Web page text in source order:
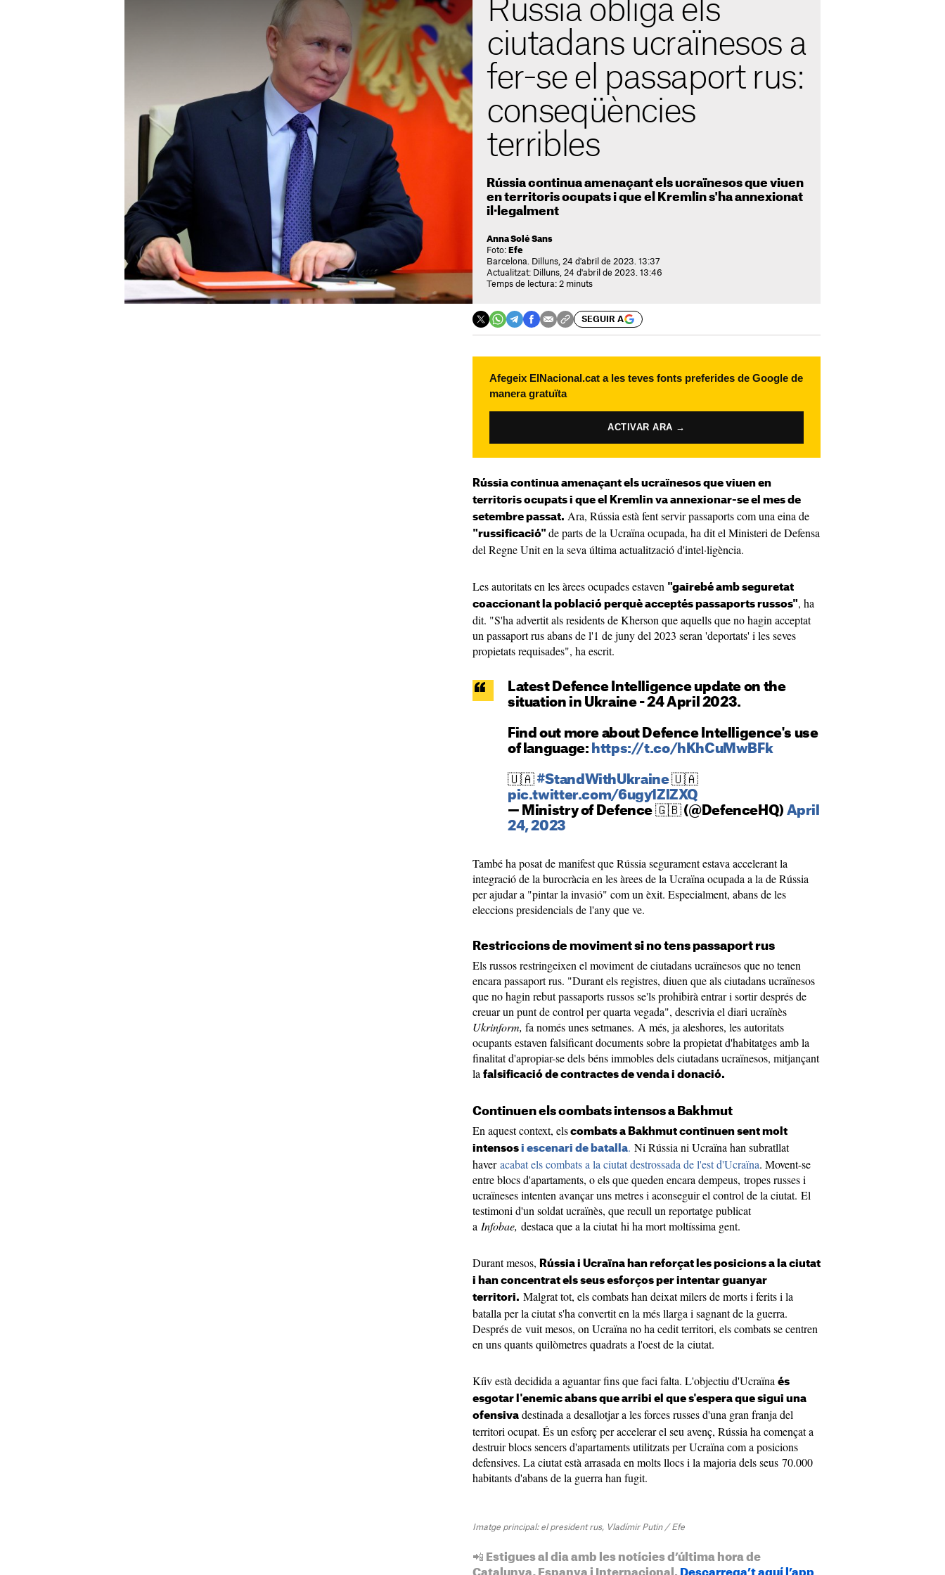
Rússia obliga els
ciutadans ucraïnesos a
fer-se el passaport rus:
conseqüències
terribles
Rússia continua amenaçant els ucraïnesos que viuen
en territoris ocupats i que el Kremlin s'ha annexionat
il·legalment
Anna Solé Sans
Foto: Efe
Barcelona. Dilluns, 24 d'abril de 2023. 13:37
Actualitzat: Dilluns, 24 d'abril de 2023. 13:46
Temps de lectura: 2 minuts
SEGUIR A
Afegeix ElNacional.cat a les teves fonts preferides de Google de
manera gratuïta
ACTIVAR ARA →
Rússia continua amenaçant els ucraïnesos que viuen en
territoris ocupats i que el Kremlin va annexionar-se el mes de
setembre passat. Ara, Rússia està fent servir passaports com una eina de
"russificació" de parts de la Ucraïna ocupada, ha dit el Ministeri de Defensa
del Regne Unit en la seva última actualització d'intel·ligència.
Les autoritats en les àrees ocupades estaven "gairebé amb seguretat
coaccionant la població perquè acceptés passaports russos", ha
dit. "S'ha advertit als residents de Kherson que aquells que no hagin acceptat
un passaport rus abans de l'1 de juny del 2023 seran 'deportats' i les seves
propietats requisades", ha escrit.
Latest Defence Intelligence update on the
situation in Ukraine - 24 April 2023.
Find out more about Defence Intelligence's use
of language: https://t.co/hKhCuMwBFk
🇺🇦 #StandWithUkraine🇺🇦
pic.twitter.com/6ugy1ZlZXQ
— Ministry of Defence 🇬🇧 (@DefenceHQ) April
24, 2023
També ha posat de manifest que Rússia segurament estava accelerant la
integració de la burocràcia en les àrees de la Ucraïna ocupada a la de Rússia
per ajudar a "pintar la invasió" com un èxit. Especialment, abans de les
eleccions presidencials de l'any que ve.
Restriccions de moviment si no tens passaport rus
Els russos restringeixen el moviment de ciutadans ucraïnesos que no tenen
encara passaport rus. "Durant els registres, diuen que als ciutadans ucraïnesos
que no hagin rebut passaports russos se'ls prohibirà entrar i sortir després de
creuar un punt de control per quarta vegada", descrivia el diari ucraïnès
Ukrinform, fa només unes setmanes. A més, ja aleshores, les autoritats
ocupants estaven falsificant documents sobre la propietat d'habitatges amb la
finalitat d'apropiar-se dels béns immobles dels ciutadans ucraïnesos, mitjançant
la falsificació de contractes de venda i donació.
Continuen els combats intensos a Bakhmut
En aquest context, els combats a Bakhmut continuen sent molt
intensos i escenari de batalla. Ni Rússia ni Ucraïna han subratllat
haveracabat els combats a la ciutat destrossada de l'est d'Ucraïna. Movent-se
entre blocs d'apartaments, o els que queden encara dempeus, tropes russes i
ucraïneses intenten avançar uns metres i aconseguir el control de la ciutat. El
testimoni d'un soldat ucraïnès, que recull un reportatge publicat
a Infobae, destaca que a la ciutat hi ha mort moltíssima gent.
Durant mesos, Rússia i Ucraïna han reforçat les posicions a la ciutat
i han concentrat els seus esforços per intentar guanyar
territori. Malgrat tot, els combats han deixat milers de morts i ferits i la
batalla per la ciutat s'ha convertit en la més llarga i sagnant de la guerra.
Després de vuit mesos, on Ucraïna no ha cedit territori, els combats se centren
en uns quants quilòmetres quadrats a l'oest de la ciutat.
Kíiv està decidida a aguantar fins que faci falta. L'objectiu d'Ucraïna és
esgotar l'enemic abans que arribi el que s'espera que sigui una
ofensiva destinada a desallotjar a les forces russes d'una gran franja del
territori ocupat. És un esforç per accelerar el seu avenç, Rússia ha començat a
destruir blocs sencers d'apartaments utilitzats per Ucraïna com a posicions
defensives. La ciutat està arrasada en molts llocs i la majoria dels seus 70.000
habitants d'abans de la guerra han fugit.
Imatge principal: el president rus, Vladímir Putin / Efe
📲 Estigues al dia amb les notícies d’última hora de